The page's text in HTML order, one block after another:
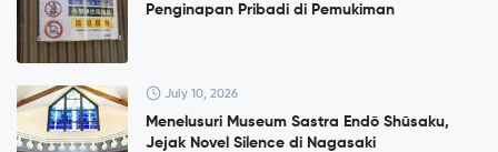
Penginapan Pribadi di Pemukiman
July 10, 2026
Menelusuri Museum Sastra Endō Shūsaku,
Jejak Novel Silence di Nagasaki